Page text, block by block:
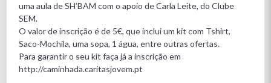
uma aula de SH’BAM com o apoio de Carla Leite, do Clube
SEM.
O valor de inscrição é de 5€, que inclui um kit com Tshirt,
Saco-Mochila, uma sopa, 1 água, entre outras ofertas.
Para garantir o seu kit faça já a inscrição em
http://caminhada.caritasjovem.pt